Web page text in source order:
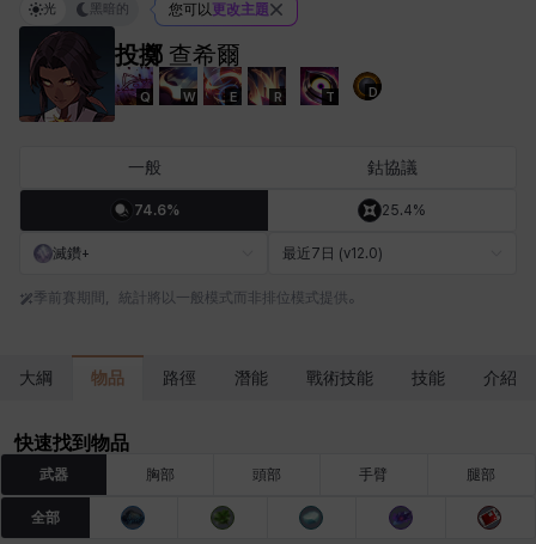
傑琪 克雷弗
妮婭 妮琪 威廉
洛茲 海因茨 玹雨 珍妮 琪婭拉 瑪蒂娜
投擲 查希爾
Q W E R T D
光 黑暗的 您可以更改主題
一般 鈷協議
74.6% 25.4%
滅鑽+ 最近7日 (v12.0)
季前賽期間，統計將以一般模式而非排位模式提供。
大綱 物品 路徑 潛能 戰術技能 技能 介紹
快速找到物品
武器 胸部 頭部 手臂 腿部
全部